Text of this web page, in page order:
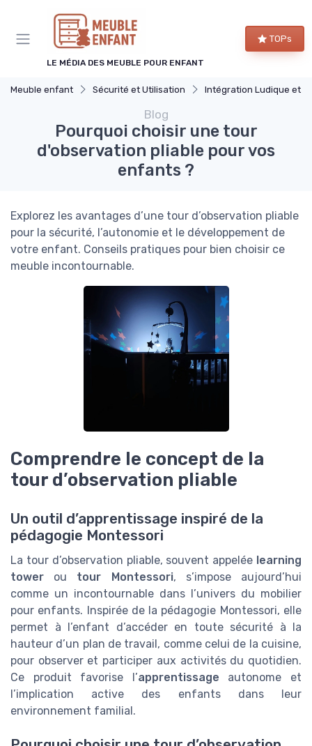
LE MÉDIA DES MEUBLE POUR ENFANT
TOPs
Meuble enfant Sécurité et Utilisation Intégration Ludique et
Blog
Pourquoi choisir une tour
d'observation pliable pour vos
enfants ?
Explorez les avantages d’une tour d’observation pliable
pour la sécurité, l’autonomie et le développement de
votre enfant. Conseils pratiques pour bien choisir ce
meuble incontournable.
Comprendre le concept de la
tour d’observation pliable
Un outil d’apprentissage inspiré de la
pédagogie Montessori
La tour d’observation pliable, souvent appelée learning
tower ou tour Montessori, s’impose aujourd’hui
comme un incontournable dans l’univers du mobilier
pour enfants. Inspirée de la pédagogie Montessori, elle
permet à l’enfant d’accéder en toute sécurité à la
hauteur d’un plan de travail, comme celui de la cuisine,
pour observer et participer aux activités du quotidien.
Ce produit favorise l’apprentissage autonome et
l’implication active des enfants dans leur
environnement familial.